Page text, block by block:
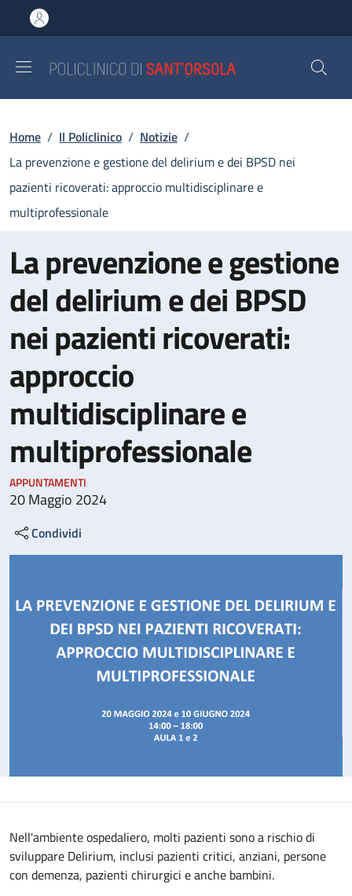
al contenuto principale
to footer content
Briciole di pane
Home / Il Policlinico / Notizie /
La prevenzione e gestione del delirium e dei BPSD nei
pazienti ricoverati: approccio multidisciplinare e
multiprofessionale
La prevenzione e gestione
del delirium e dei BPSD
nei pazienti ricoverati:
approccio
multidisciplinare e
multiprofessionale
APPUNTAMENTI
20 Maggio 2024
Condividi
Nell'ambiente ospedaliero, molti pazienti sono a rischio di
sviluppare Delirium, inclusi pazienti critici, anziani, persone
con demenza, pazienti chirurgici e anche bambini.